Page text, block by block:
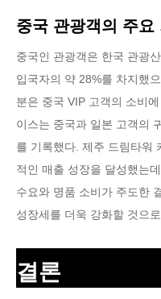
중국 관광객의 주요
중국인 관광객은 한국 관광
입국자의 약 28%를 차지했
분은 중국 VIP 고객의 소비
이스는 중국과 일본 고객의
를 기록했다. 제주 드림타워
적인 매출 성장을 달성했는
수요와 명품 소비가 주도한
성장세를 더욱 강화할 것으
결론